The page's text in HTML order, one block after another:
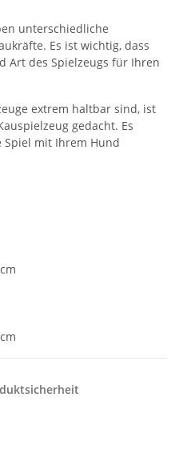
unterschiedliche
Es ist wichtig, dass
Art des Spielzeugs für Ihren
extrem haltbar sind, ist
gedacht. Es
mit Ihrem Hund